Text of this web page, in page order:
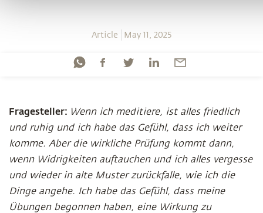
Article May 11, 2025
Fragesteller: Wenn ich meditiere, ist alles friedlich
und ruhig und ich habe das Gefühl, dass ich weiter
komme. Aber die wirkliche Prüfung kommt dann,
wenn Widrigkeiten auftauchen und ich alles vergesse
und wieder in alte Muster zurückfalle, wie ich die
Dinge angehe. Ich habe das Gefühl, dass meine
Übungen begonnen haben, eine Wirkung zu